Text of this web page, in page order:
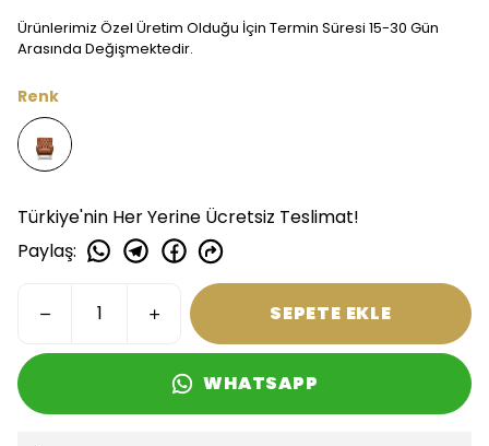
Ürünlerimiz Özel Üretim Olduğu İçin Termin Süresi 15-30 Gün
Arasında Değişmektedir.
Renk
Türkiye'nin Her Yerine Ücretsiz Teslimat!
Paylaş:
SEPETE EKLE
WHATSAPP